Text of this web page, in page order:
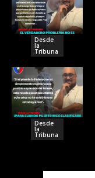
Desde
la
Tribuna
Desde
la
Tribuna